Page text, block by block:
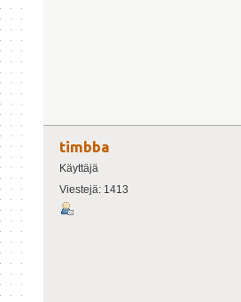
timbba
Käyttäjä
Viestejä: 1413